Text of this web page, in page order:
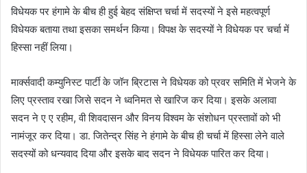
विधेयक पर हंगामे के बीच ही हुई बेहद संक्षिप्त चर्चा में सदस्यों ने इसे महत्वपूर्ण
विधेयक बताया तथा इसका समर्थन किया। विपक्ष के सदस्यों ने विधेयक पर चर्चा में
हिस्सा नहीं लिया।
मार्क्सवादी कम्युनिस्ट पार्टी के जॉन ब्रिटास ने विधेयक को प्रवर समिति में भेजने के
लिए प्रस्ताव रखा जिसे सदन ने ध्वनिमत से खारिज कर दिया। इसके अलावा
सदन ने ए ए रहीम, वी शिवदासन और विनय विश्वम के संशोधन प्रस्तावों को भी
नामंजूर कर दिया। डा. जितेन्द्र सिंह ने हंगामे के बीच ही चर्चा में हिस्सा लेने वाले
सदस्यों को धन्यवाद दिया और इसके बाद सदन ने विधेयक पारित कर दिया।